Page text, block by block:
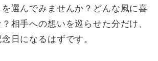
選んでみませんか？どんな風に喜
相手への想いを巡らせた分だけ、
日になるはずです。